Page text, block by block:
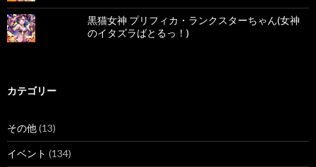
黒猫女神 プリフィカ・ランクスターちゃん(女神
のイタズラばとるっ！)
カテゴリー
その他(13)
イベント (134)